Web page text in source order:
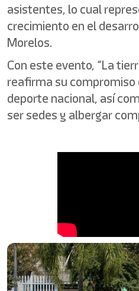
asistentes, lo cual
crecimiento en el
Morelos.
Con este evento, “La
reafirma su compromiso
deporte nacional, así
ser sedes y albergar